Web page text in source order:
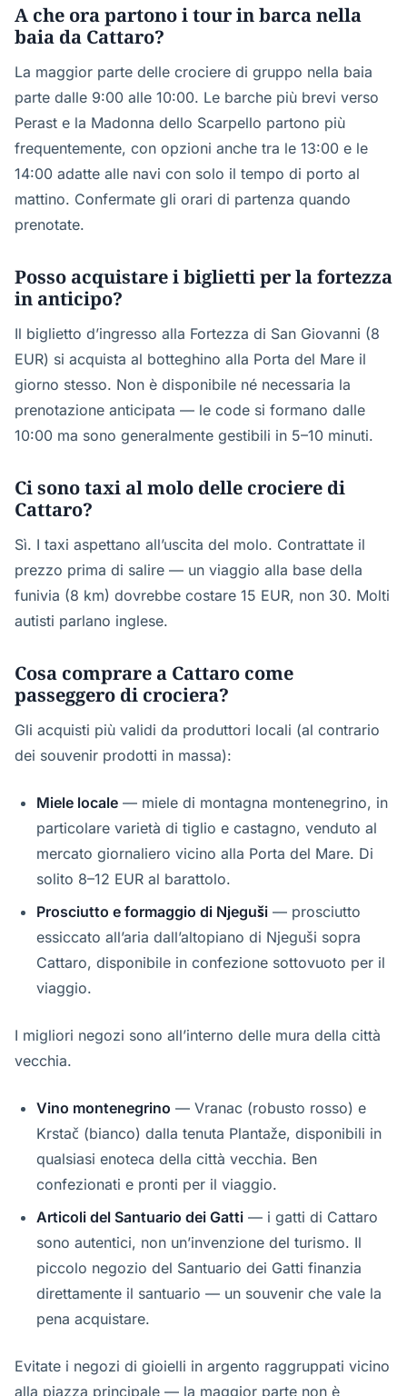
A che ora partono i tour in barca nella
baia da Cattaro?
La maggior parte delle crociere di gruppo nella baia
parte dalle 9:00 alle 10:00. Le barche più brevi verso
Perast e la Madonna dello Scarpello partono più
frequentemente, con opzioni anche tra le 13:00 e le
14:00 adatte alle navi con solo il tempo di porto al
mattino. Confermate gli orari di partenza quando
prenotate.
Posso acquistare i biglietti per la fortezza
in anticipo?
Il biglietto d’ingresso alla Fortezza di San Giovanni (8
EUR) si acquista al botteghino alla Porta del Mare il
giorno stesso. Non è disponibile né necessaria la
prenotazione anticipata — le code si formano dalle
10:00 ma sono generalmente gestibili in 5–10 minuti.
Ci sono taxi al molo delle crociere di
Cattaro?
Sì. I taxi aspettano all’uscita del molo. Contrattate il
prezzo prima di salire — un viaggio alla base della
funivia (8 km) dovrebbe costare 15 EUR, non 30. Molti
autisti parlano inglese.
Cosa comprare a Cattaro come
passeggero di crociera?
Gli acquisti più validi da produttori locali (al contrario
dei souvenir prodotti in massa):
Miele locale — miele di montagna montenegrino, in
particolare varietà di tiglio e castagno, venduto al
mercato giornaliero vicino alla Porta del Mare. Di
solito 8–12 EUR al barattolo.
Prosciutto e formaggio di Njeguši — prosciutto
essiccato all’aria dall’altopiano di Njeguši sopra
Cattaro, disponibile in confezione sottovuoto per il
viaggio.
I migliori negozi sono all’interno delle mura della città
vecchia.
Vino montenegrino — Vranac (robusto rosso) e
Krstač (bianco) dalla tenuta Plantaže, disponibili in
qualsiasi enoteca della città vecchia. Ben
confezionati e pronti per il viaggio.
Articoli del Santuario dei Gatti — i gatti di Cattaro
sono autentici, non un’invenzione del turismo. Il
piccolo negozio del Santuario dei Gatti finanzia
direttamente il santuario — un souvenir che vale la
pena acquistare.
Evitate i negozi di gioielli in argento raggruppati vicino
alla piazza principale — la maggior parte non è